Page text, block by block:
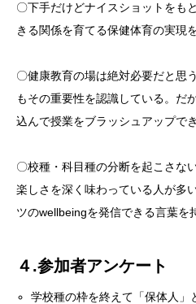
〇下手だけどナイスショットをも
きる関係を育てる保健体育の実現
〇健康教育の場は絶対必要だと思
もその重要性を認識している。だ
込んで授業をブラッシュアップで
〇校種・科目種の分断を起こさな
楽しさを深く味わっている人が多
ツのwellbeingを発信できる言葉を
４.参加者アンケート
学校種の枠を終えて「保体人」